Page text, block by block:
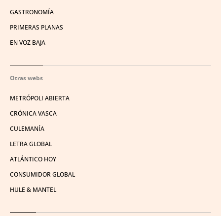
GASTRONOMÍA
PRIMERAS PLANAS
EN VOZ BAJA
Otras webs
METRÓPOLI ABIERTA
CRÓNICA VASCA
CULEMANÍA
LETRA GLOBAL
ATLÁNTICO HOY
CONSUMIDOR GLOBAL
HULE & MANTEL